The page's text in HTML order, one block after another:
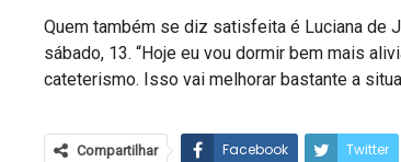
Quem também se diz satisfeita é Luciana de
sábado, 13. “Hoje eu vou dormir bem mais
cateterismo. Isso vai melhorar bastante a
Compartilhar Facebook Twitter